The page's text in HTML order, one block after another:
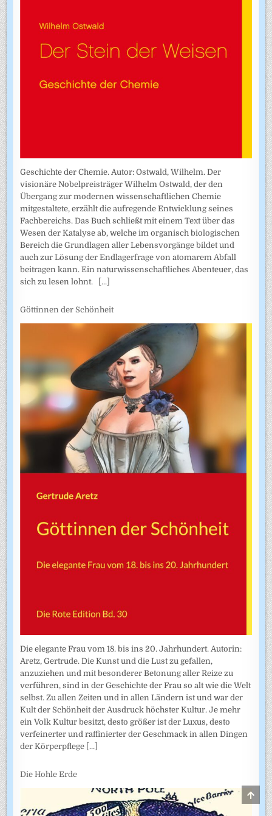
Geschichte der Chemie. Autor: Ostwald, Wilhelm. Der
visionäre Nobelpreisträger Wilhelm Ostwald, der den
Übergang zur modernen wissenschaftlichen Chemie
mitgestaltete, erzählt die aufregende Entwicklung seines
Fachbereichs. Das Buch schließt mit einem Text über das
Wesen der Katalyse ab, welche im organisch biologischen
Bereich die Grundlagen aller Lebensvorgänge bildet und
auch zur Lösung der Endlagerfrage von atomarem Abfall
beitragen kann. Ein naturwissenschaftliches Abenteuer, das
sich zu lesen lohnt.
[...]
Göttinnen der Schönheit
Die elegante Frau vom 18. bis ins 20. Jahrhundert. Autorin:
Aretz, Gertrude. Die Kunst und die Lust zu gefallen,
anzuziehen und mit besonderer Betonung aller Reize zu
verführen, sind in der Geschichte der Frau so alt wie die Welt
selbst. Zu allen Zeiten und in allen Ländern ist und war der
Kult der Schönheit der Ausdruck höchster Kultur. Je mehr
ein Volk Kultur besitzt, desto größer ist der Luxus, desto
verfeinerter und raffinierter der Geschmack in allen Dingen
der Körperpflege [...]
Die Hohle Erde
TO
TOP